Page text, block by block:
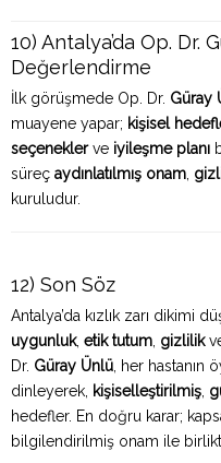
10) Antalya’da Op. Dr.
Değerlendirme
İlk görüşmede Op. Dr. Güray
muayene yapar; kişisel
seçeneklerve iyileşme planı
süreç aydınlatılmış onam,
kuruludur.
12) Son Söz
Antalya’da kızlık zarı dikimi
uygunluk, etik tutum, gizlilik
Dr. Güray Ünlü, her hastanın
dinleyerek, kişiselleştirilmiş,
hedefler. En doğru karar;
bilgilendirilmiş onam ile